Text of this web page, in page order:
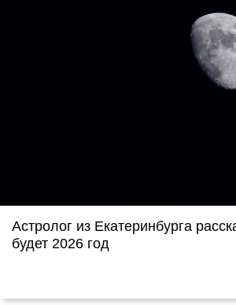
Астролог из Екатеринбурга
будет 2026 год